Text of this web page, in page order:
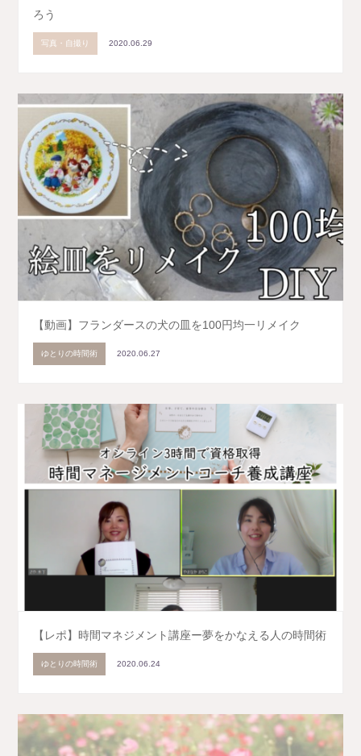
ろう
写真・自撮り 2020.06.29
【動画】フランダースの犬の皿を100円均一リメイク
ゆとりの時間術 2020.06.27
【レポ】時間マネジメント講座ー夢をかなえる人の時間術
ゆとりの時間術 2020.06.24